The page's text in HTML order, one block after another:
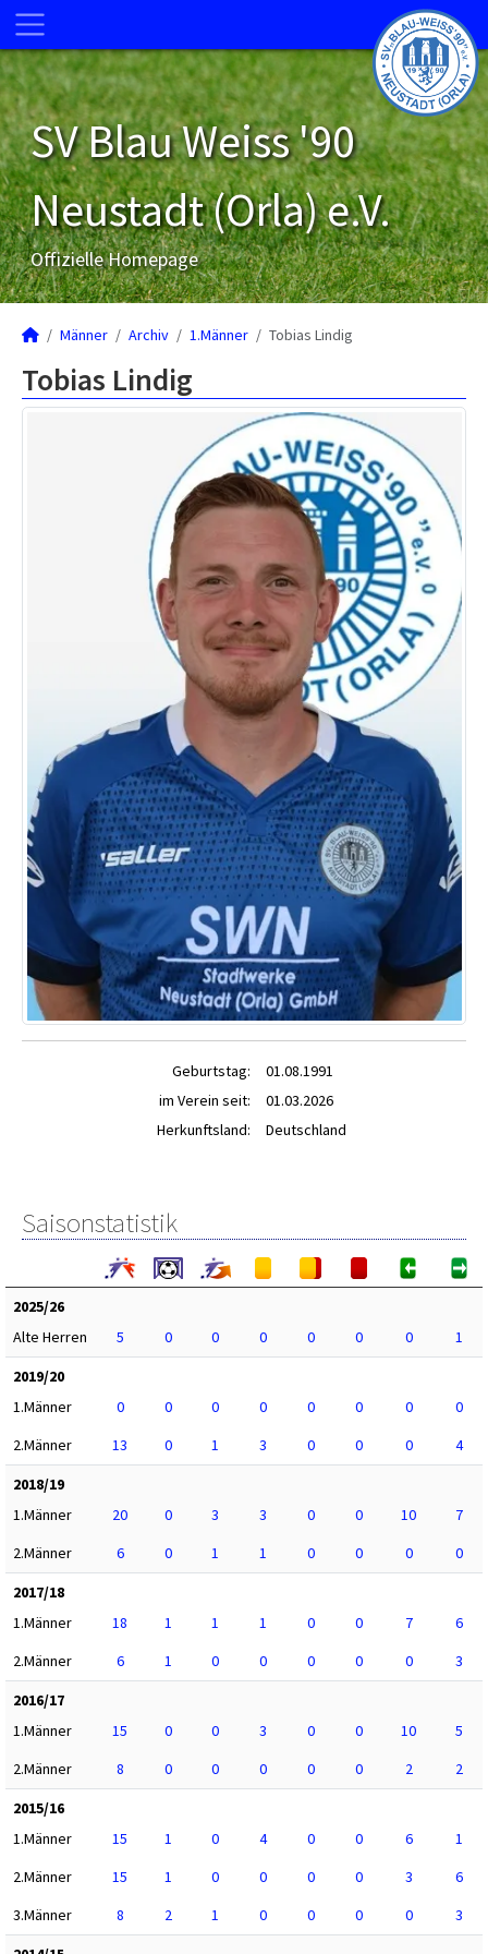
SV Blau Weiss '90
Neustadt (Orla) e.V.
Offizielle Homepage
Männer Archiv 1.Männer Tobias Lindig
Tobias Lindig
Geburtstag:
01.08.1991
im Verein seit:
01.03.2026
Herkunftsland:
Deutschland
Saisonstatistik
2025/26
Alte Herren
5 0 0 0 0 0 0
1
2019/20
1.Männer
0 0 0 0 0 0 0
0
2.Männer
13 0 1 3 0 0 0
4
2018/19
1.Männer
20 0 3 3 0 0 10
7
2.Männer
6 0 1 1 0 0 0
0
2017/18
1.Männer
18 1 1 1 0 0 7
6
2.Männer
6 1 0 0 0 0 0
3
2016/17
1.Männer
15 0 0 3 0 0 10
5
2.Männer
8 0 0 0 0 0 2
2
2015/16
1.Männer
15 1 0 4 0 0 6
1
2.Männer
15 1 0 0 0 0 3
6
3.Männer
8 2 1 0 0 0 0
3